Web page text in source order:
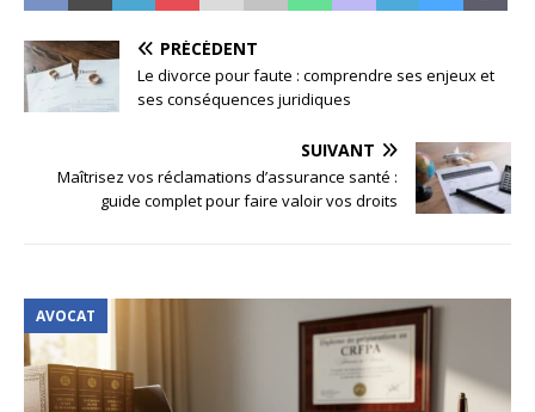
PRÉCÉDENT
Le divorce pour faute : comprendre ses enjeux et
ses conséquences juridiques
SUIVANT
Maîtrisez vos réclamations d’assurance santé :
guide complet pour faire valoir vos droits
AVOCAT